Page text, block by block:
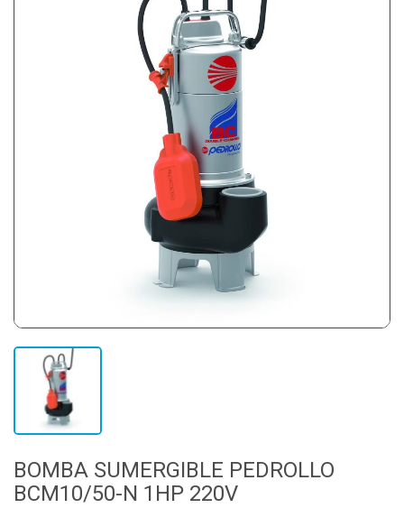
BOMBA SUMERGIBLE PEDROLLO
BCM10/50-N 1HP 220V